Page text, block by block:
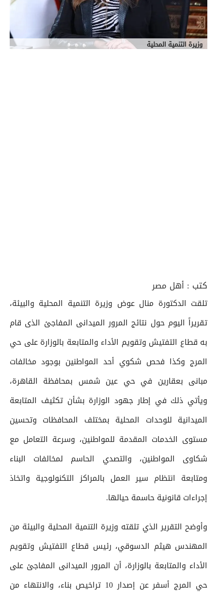
وزيرة التنمية المحلية
كتب : أهل مصر
تلقت الدكتورة منال عوض وزيرة التنمية المحلية والبيئة،
تقريراً اليوم حول نتائج المرور الميدانى المفاجئ الذى قام
به قطاع التفتيش وتقويم الأداء والمتابعة بالوزارة على حي
المرج وكذا فحص شكوي أحد المواطنين بوجود مخالفات
مبانى بعقارين في حي عين شمس بمحافظة القاهرة،
ويأتي ذلك في إطار جهود الوزارة بشأن تكثيف المتابعة
الميدانية للوحدات المحلية بمختلف المحافظات وتحسين
مستوى الخدمات المقدمة للمواطنين، وسرعة التعامل مع
شكاوى المواطنين، والتصدي الحاسم لمخالفات البناء
ومتابعة انتظام سير العمل بالمراكز التكنولوجية واتخاذ
إجراءات قانونية حاسمة حيالها.
وأوضح التقرير الذي تلقته وزيرة التنمية المحلية والبيئة من
المهندس هيثم الدسوقي، رئيس قطاع التفتيش وتقويم
الأداء والمتابعة بالوزارة، أن المرور الميدانى المفاجئ على
حي المرج أسفر عن إصدار 10 تراخيص بناء، والانتهاء من